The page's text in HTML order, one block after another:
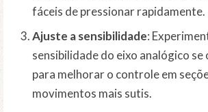
fáceis de pressionar rapidamente.
Ajuste a sensibilidade:
sensibilidade do eixo analógico
para melhorar o controle em
movimentos mais sutis.